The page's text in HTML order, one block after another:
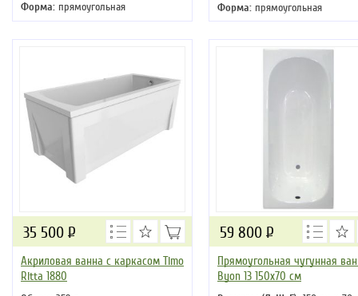
Форма: прямоугольная
Материал:чугун
Форма: прямоугольная
Материал:чугун
Вес:97 кг
Акриловая ванна с каркасом Timo
Ritta 1880
35 500 Р
Прямоугольная чугунная
Byon 13 150x70 см
59 800 Р